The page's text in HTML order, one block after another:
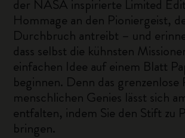
der NASA inspirierte Limited
Hommage an den Pioniergeist,
Durchbruch antreibt – und
dass selbst die kühnsten
einfachen Idee auf einem Blatt
beginnen. Denn das grenzenlose
menschlichen Genies lässt sich
entfalten, indem Sie den Stift zu
bringen.